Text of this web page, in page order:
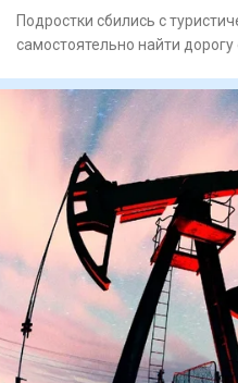
Подростки сбились с
самостоятельно найти